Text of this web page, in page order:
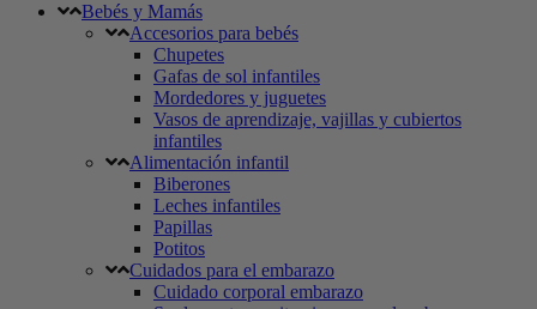
Bebés y Mamás
Accesorios para bebés
Chupetes
Gafas de sol infantiles
Mordedores y juguetes
Vasos de aprendizaje, vajillas y cubiertos
infantiles
Alimentación infantil
Biberones
Leches infantiles
Papillas
Potitos
Cuidados para el embarazo
Cuidado corporal embarazo